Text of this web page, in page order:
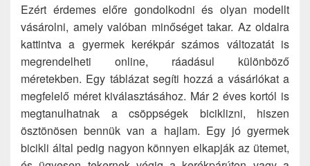
Ezért érdemes előre gondolkodni és olyan modellt
vásárolni, amely valóban minőséget takar. Az oldalra
kattintva a gyermek kerékpár számos változatát is
megrendelheti online, ráadásul különböző
méretekben. Egy táblázat segíti hozzá a vásárlókat a
megfelelő méret kiválasztásához. Már 2 éves kortól is
megtanulhatnak a csöppségek biciklizni, hiszen
ösztönösen bennük van a hajlam. Egy jó gyermek
bicikli által pedig nagyon könnyen elkapják az ütemet,